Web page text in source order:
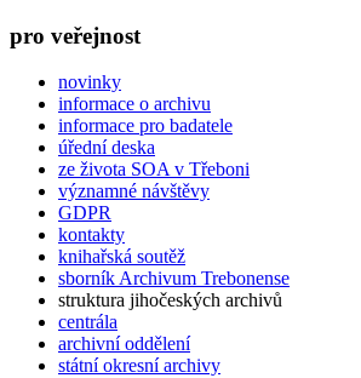
pro veřejnost
novinky
informace o archivu
informace pro badatele
úřední deska
ze života SOA v Třeboni
významné návštěvy
GDPR
kontakty
knihařská soutěž
sborník Archivum Trebonense
struktura jihočeských archivů
centrála
archivní oddělení
státní okresní archivy